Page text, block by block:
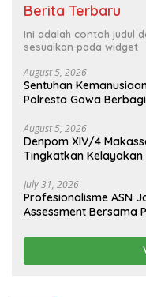
Berita Terbaru
Ini adalah contoh judul
sesuaikan pada widget
August 5, 2026
Sentuhan
Polresta Gowa
August 5, 2026
Denpom XIV/4
Tingkatkan
July 31, 2026
Profesionalisme ASN
Assessment Bersama